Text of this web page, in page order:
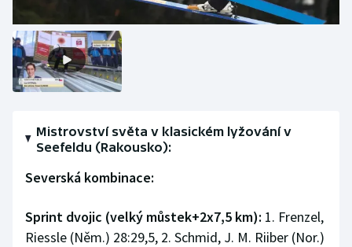
Parasport
Plavání
Plážový volejbal
Short track
Mistrovství světa v klasickém lyžování v
Seefeldu (Rakousko):
Severská kombinace:
Sprint dvojic (velký můstek+2x7,5 km): 1. Frenzel,
Riessle (Něm.) 28:29,5, 2. Schmid, J. M. Riiber (Nor.)